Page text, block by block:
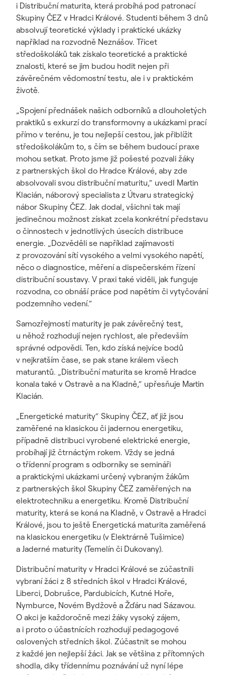
i Distribuční maturita, která probíhá pod patronací
Skupiny ČEZ v Hradci Králové. Studenti během 3 dnů
absolvují teoretické výklady i praktické ukázky
například na rozvodně Neznášov. Třicet
středoškoláků tak získalo teoretické a praktické
znalosti, které se jim budou hodit nejen při
závěrečném vědomostní testu, ale i v praktickém
životě.
„Spojení přednášek našich odborníků a dlouholetých
praktiků s exkurzí do transformovny a ukázkami prací
přímo v terénu, je tou nejlepší cestou, jak přiblížit
středoškolákům to, s čím se během budoucí praxe
mohou setkat. Proto jsme již pošesté pozvali žáky
z partnerských škol do Hradce Králové, aby zde
absolvovali svou distribuční maturitu,“ uvedl Martin
Klacián, náborový specialista z Útvaru strategický
nábor Skupiny ČEZ. Jak dodal, všichni tak mají
jedinečnou možnost získat zcela konkrétní představu
o činnostech v jednotlivých úsecích distribuce
energie. „Dozvěděli se například zajímavosti
z provozování sítí vysokého a velmi vysokého napětí,
něco o diagnostice, měření a dispečerském řízení
distribuční soustavy. V praxi také viděli, jak funguje
rozvodna, co obnáší práce pod napětím či vytyčování
podzemního vedení.“
Samozřejmostí maturity je pak závěrečný test,
u něhož rozhodují nejen rychlost, ale především
správné odpovědi. Ten, kdo získá nejvíce bodů
v nejkratším čase, se pak stane králem všech
maturantů. „Distribuční maturita se kromě Hradce
konala také v Ostravě a na Kladně,“ upřesňuje Martin
Klacián.
„Energetické maturity“ Skupiny ČEZ, ať již jsou
zaměřené na klasickou či jadernou energetiku,
případně distribuci vyrobené elektrické energie,
probíhají již čtrnáctým rokem. Vždy se jedná
o třídenní program s odborníky se semináři
a praktickými ukázkami určený vybraným žákům
z partnerských škol Skupiny ČEZ zaměřených na
elektrotechniku a energetiku. Kromě Distribuční
maturity, která se koná na Kladně, v Ostravě a Hradci
Králové, jsou to ještě Energetická maturita zaměřená
na klasickou energetiku (v Elektrárně Tušimice)
a Jaderné maturity (Temelín či Dukovany).
Distribuční maturity v Hradci Králové se zúčastnili
vybraní žáci z 8 středních škol v Hradci Králové,
Liberci, Dobrušce, Pardubicích, Kutné Hoře,
Nymburce, Novém Bydžově a Žďáru nad Sázavou.
O akci je každoročně mezi žáky vysoký zájem,
a i proto o účastnících rozhodují pedagogové
oslovených středních škol. Zúčastnit se mohou
z každé jen nejlepší žáci. Jak se většina z přítomných
shodla, díky třídennímu poznávání už nyní lépe